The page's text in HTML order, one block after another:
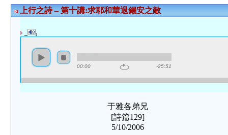
上行之詩 – 第十講:求耶和華退錫安之敵
.
00:00 -25:51
于雅各弟兄
[詩篇129]
5/10/2006